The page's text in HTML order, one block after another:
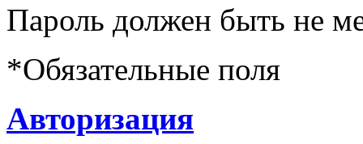
Пароль должен быть не
*Обязательные поля
Авторизация